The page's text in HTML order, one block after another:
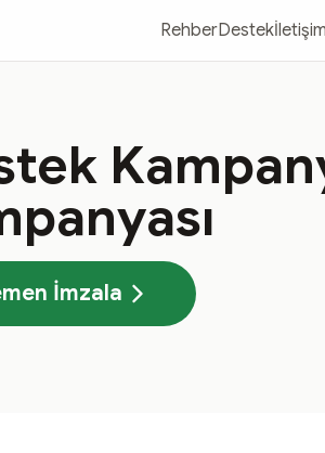
RehberDestekİletişim
İmzala